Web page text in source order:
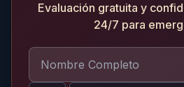
Evaluación gratuita y
24/7 para